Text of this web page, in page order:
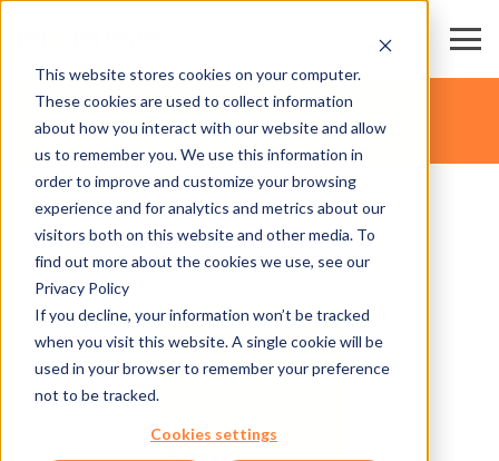
This website stores cookies on your computer.
These cookies are used to collect information
about how you interact with our website and allow
us to remember you. We use this information in
order to improve and customize your browsing
experience and for analytics and metrics about our
visitors both on this website and other media. To
find out more about the cookies we use, see our
Privacy Policy
If you decline, your information won’t be tracked
when you visit this website. A single cookie will be
used in your browser to remember your preference
not to be tracked.
Cookies settings